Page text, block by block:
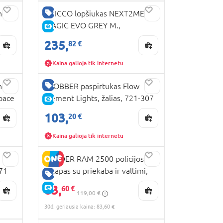
GERA KAINA
E-KAINA
CHICCO lopšiukas NEXT2ME
MAGIC EVO GREY M.,
235,82 €
Kaina galioja tik internetu
GERA KAINA
E-KAINA
GLOBBER paspirtukas Flow
Element Lights, žalias, 721-307
103,20 €
Kaina galioja tik internetu
GERA KAINA
E-KAINA
BRUDER RAM 2500 policijos
pikapas su priekaba ir valtimi,
02507
83,60 €
119,00 €
30d. geriausia kaina: 83,60 €